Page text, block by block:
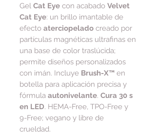
Gel Cat Eye con acabado Velvet
Cat Eye: un brillo imantable de
efecto aterciopelado creado por
partículas magnéticas ultrafinas en
una base de color traslúcida;
permite diseños personalizados
con imán. Incluye Brush-X™ en
botella para aplicación precisa y
fórmula autonivelante. Cura 30 s
en LED. HEMA-Free, TPO-Free y
9-Free; vegano y libre de
crueldad.